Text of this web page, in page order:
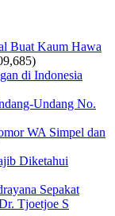
Buat Kaum Hawa
di Indonesia
Undang No.
WA Simpel dan
Diketahui
Sepakat
Tjoetjoe S